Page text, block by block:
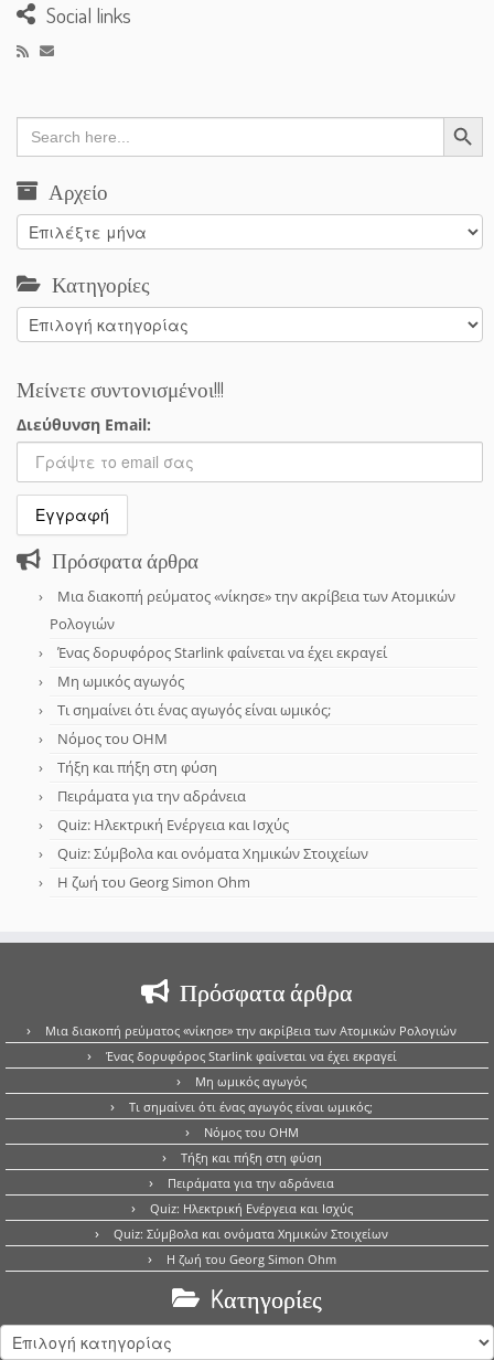
Social links
Search
for:
Search Button
Αρχείο
Αρχείο
Κατηγορίες
Κατηγορίες
Μείνετε συντονισμένοι!!!
Διεύθυνση Email:
Πρόσφατα άρθρα
Μια διακοπή ρεύματος «νίκησε» την ακρίβεια των Ατομικών
Ρολογιών
Ένας δορυφόρος Starlink φαίνεται να έχει εκραγεί
Μη ωμικός αγωγός
Τι σημαίνει ότι ένας αγωγός είναι ωμικός;
Νόμος του OHM
Τήξη και πήξη στη φύση
Πειράματα για την αδράνεια
Quiz: Ηλεκτρική Ενέργεια και Ισχύς
Quiz: Σύμβολα και ονόματα Χημικών Στοιχείων
Η ζωή του Georg Simon Ohm
Πρόσφατα άρθρα
Μια διακοπή ρεύματος «νίκησε» την ακρίβεια των Ατομικών Ρολογιών
Ένας δορυφόρος Starlink φαίνεται να έχει εκραγεί
Μη ωμικός αγωγός
Τι σημαίνει ότι ένας αγωγός είναι ωμικός;
Νόμος του OHM
Τήξη και πήξη στη φύση
Πειράματα για την αδράνεια
Quiz: Ηλεκτρική Ενέργεια και Ισχύς
Quiz: Σύμβολα και ονόματα Χημικών Στοιχείων
Η ζωή του Georg Simon Ohm
Kατηγορίες
Kατηγορίες